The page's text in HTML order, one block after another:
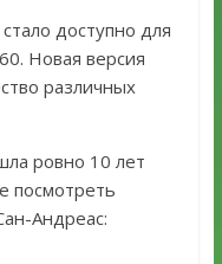
стало доступно для
Новая версия
различных
ровно 10 лет
посмотреть
Андреас: